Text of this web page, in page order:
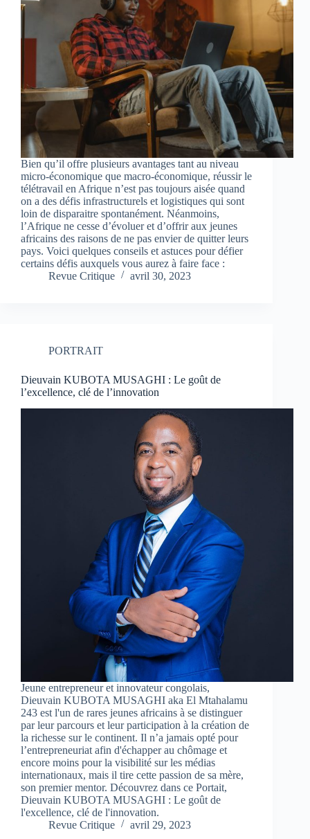
Bien qu’il offre plusieurs avantages tant au niveau
micro-économique que macro-économique, réussir le
télétravail en Afrique n’est pas toujours aisée quand
on a des défis infrastructurels et logistiques qui sont
loin de disparaitre spontanément. Néanmoins,
l’Afrique ne cesse d’évoluer et d’offrir aux jeunes
africains des raisons de ne pas envier de quitter leurs
pays. Voici quelques conseils et astuces pour défier
certains défis auxquels vous aurez à faire face :
Revue Critique
avril 30, 2023
PORTRAIT
Dieuvain KUBOTA MUSAGHI : Le goût de
l’excellence, clé de l’innovation
Jeune entrepreneur et innovateur congolais,
Dieuvain KUBOTA MUSAGHI aka El Mtahalamu
243 est l'un de rares jeunes africains à se distinguer
par leur parcours et leur participation à la création de
la richesse sur le continent. Il n’a jamais opté pour
l’entrepreneuriat afin d'échapper au chômage et
encore moins pour la visibilité sur les médias
internationaux, mais il tire cette passion de sa mère,
son premier mentor. Découvrez dans ce Portait,
Dieuvain KUBOTA MUSAGHI : Le goût de
l'excellence, clé de l'innovation.
Revue Critique
avril 29, 2023